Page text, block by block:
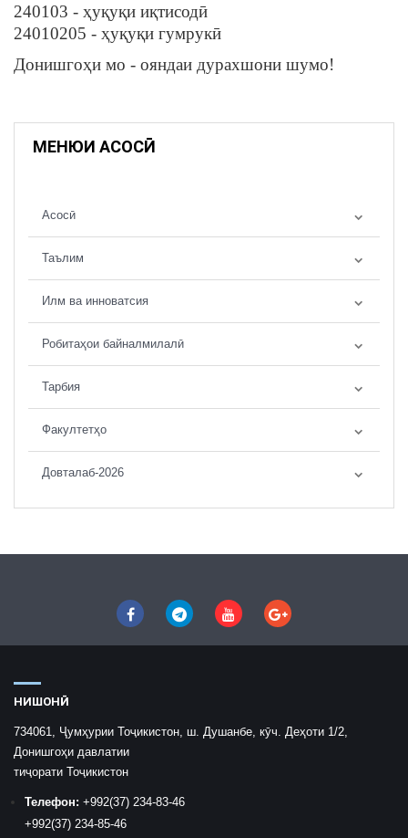
240103 - ҳуқуқи иқтисодӣ
24010205 - ҳуқуқи гумрукӣ
Донишгоҳи мо - ояндаи дурахшони шумо!
МЕНЮИ АСОСӢ
Асосӣ
Таълим
Илм ва инноватсия
Робитаҳои байналмилалӣ
Тарбия
Факултетҳо
Довталаб-2026
НИШОНӢ
734061, Ҷумҳурии Тоҷикистон, ш. Душанбе, кӯч. Деҳоти 1/2,
Донишгоҳи давлатии
тиҷорати Тоҷикистон
Телефон: +992(37) 234-83-46
+992(37) 234-85-46